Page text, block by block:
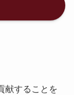
献することを